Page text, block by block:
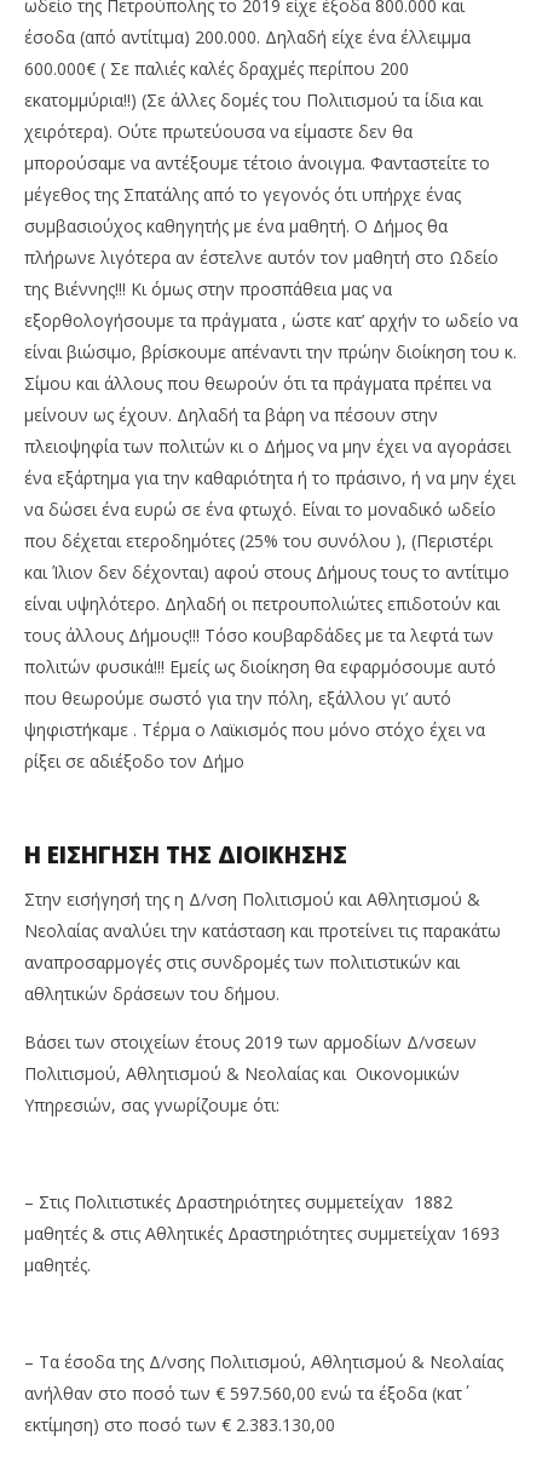
ωδείο της Πετρούπολης το 2019 είχε έξοδα 800.000 και
έσοδα (από αντίτιμα) 200.000. Δηλαδή είχε ένα έλλειμμα
600.000€ ( Σε παλιές καλές δραχμές περίπου 200
εκατομμύρια!!) (Σε άλλες δομές του Πολιτισμού τα ίδια και
χειρότερα). Ούτε πρωτεύουσα να είμαστε δεν θα
μπορούσαμε να αντέξουμε τέτοιο άνοιγμα. Φανταστείτε το
μέγεθος της Σπατάλης από το γεγονός ότι υπήρχε ένας
συμβασιούχος καθηγητής με ένα μαθητή. Ο Δήμος θα
πλήρωνε λιγότερα αν έστελνε αυτόν τον μαθητή στο Ωδείο
της Βιέννης!!! Κι όμως στην προσπάθεια μας να
εξορθολογήσουμε τα πράγματα , ώστε κατ’ αρχήν το ωδείο να
είναι βιώσιμο, βρίσκουμε απέναντι την πρώην διοίκηση του κ.
Σίμου και άλλους που θεωρούν ότι τα πράγματα πρέπει να
μείνουν ως έχουν. Δηλαδή τα βάρη να πέσουν στην
πλειοψηφία των πολιτών κι ο Δήμος να μην έχει να αγοράσει
ένα εξάρτημα για την καθαριότητα ή το πράσινο, ή να μην έχει
να δώσει ένα ευρώ σε ένα φτωχό. Είναι το μοναδικό ωδείο
που δέχεται ετεροδημότες (25% του συνόλου ), (Περιστέρι
και Ίλιον δεν δέχονται) αφού στους Δήμους τους το αντίτιμο
είναι υψηλότερο. Δηλαδή οι πετρουπολιώτες επιδοτούν και
τους άλλους Δήμους!!! Τόσο κουβαρδάδες με τα λεφτά των
πολιτών φυσικά!!! Εμείς ως διοίκηση θα εφαρμόσουμε αυτό
που θεωρούμε σωστό για την πόλη, εξάλλου γι’ αυτό
ψηφιστήκαμε . Τέρμα ο Λαϊκισμός που μόνο στόχο έχει να
ρίξει σε αδιέξοδο τον Δήμο
Η ΕΙΣΗΓΗΣΗ ΤΗΣ ΔΙΟΙΚΗΣΗΣ
Στην εισήγησή της η Δ/νση Πολιτισμού και Αθλητισμού &
Νεολαίας αναλύει την κατάσταση και προτείνει τις παρακάτω
αναπροσαρμογές στις συνδρομές των πολιτιστικών και
αθλητικών δράσεων του δήμου.
Βάσει των στοιχείων έτους 2019 των αρμοδίων Δ/νσεων
Πολιτισμού, Αθλητισμού & Νεολαίας και Οικονομικών
Υπηρεσιών, σας γνωρίζουμε ότι:
– Στις Πολιτιστικές Δραστηριότητες συμμετείχαν 1882
μαθητές & στις Αθλητικές Δραστηριότητες συμμετείχαν 1693
μαθητές.
– Τα έσοδα της Δ/νσης Πολιτισμού, Αθλητισμού & Νεολαίας
ανήλθαν στο ποσό των € 597.560,00 ενώ τα έξοδα (κατ΄
εκτίμηση) στο ποσό των € 2.383.130,00